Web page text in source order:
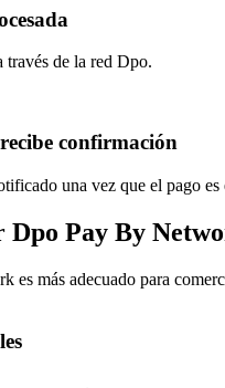
través de la red Dpo.
confirmación
una vez que el pago es
Dpo Pay By
es más adecuado para